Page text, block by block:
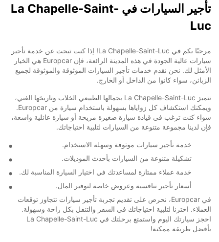
تأجير السيارات في La Chapelle-Saint-
Luc
مرحبًا بكم في La Chapelle-Saint-Luc! إذا كنت تبحث عن خدمة تأجير
سيارات عالية الجودة في هذه المدينة الرائعة، فإن Europcar هي الخيار
الأمثل لك. نحن نقدم خدمات تأجير السيارات الموثوقة والموثوقة لجميع
الزبائن، سواء كانوا من الداخل أو الخارج.
تتميز La Chapelle-Saint-Luc بجمالها الطبيعي الخلاب وتاريخها الغني،
ويمكنك استكشاف كل زواياها بسهولة باستخدام سيارة من Europcar.
سواء كنت ترغب في قيادة سيارة صغيرة مريحة أو سيارة عائلية واسعة،
فإن لدينا مجموعة متنوعة من السيارات لتلبية احتياجاتك.
خدمة تأجير سيارات موثوقة وسهلة الاستخدام.
تشكيلة متنوعة من السيارات بأحدث الموديلات.
خدمة عملاء ممتازة لمساعدتك في اختيار السيارة المناسبة لك.
أسعار تأجير تنافسية وعروض خاصة لتوفير المال.
في Europcar، نحرص على تقديم تجربة تأجير سيارات تتجاوز توقعات
العملاء. اخترنا لتلبية احتياجاتك في السفر والتنقل بكل راحة وسهولة.
احجز سيارتك اليوم واستمتع برحلتك في La Chapelle-Saint-Luc
بأفضل طريقة ممكنة!